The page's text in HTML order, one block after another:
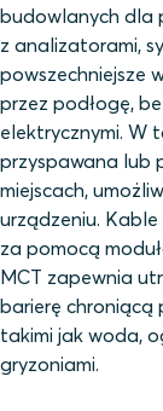
budowlanych dla
z analizatorami,
powszechniejsze
przez podłogę,
elektrycznymi. W
przyspawana lub
miejscach,
urządzeniu.
za pomocą
MCT zapewnia
barierę chroniącą
takimi jak woda,
gryzoniami.